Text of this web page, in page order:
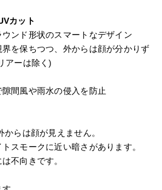
カット
ウンド形状のスマートなデザイン
界を保ちつつ、外からは顔が分かりず
アーは除く)
隙間風や雨水の侵入を防止
らは顔が見えません。
スモークに近い暗さがあります。
不向きです。